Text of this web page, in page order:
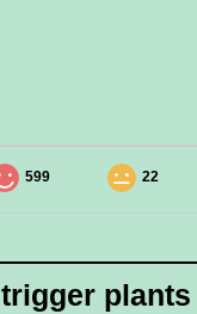
599 22
trigger plants